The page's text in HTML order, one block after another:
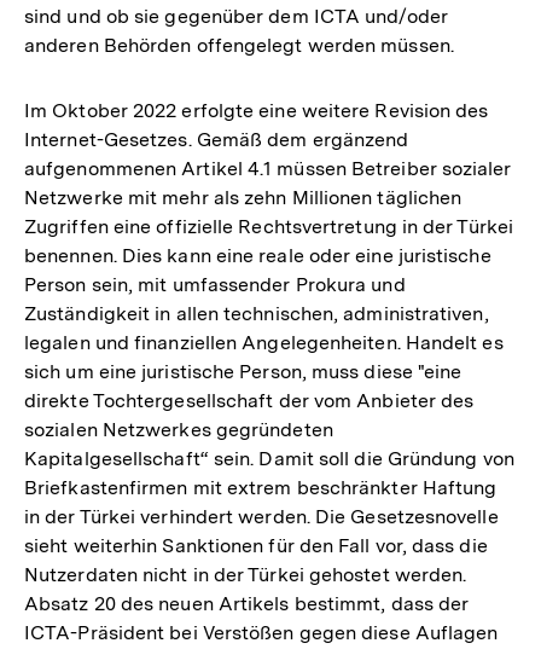
sind und ob sie gegenüber dem ICTA und/oder
anderen Behörden offengelegt werden müssen.
Im Oktober 2022 erfolgte eine weitere Revision des
Internet-Gesetzes. Gemäß dem ergänzend
aufgenommenen Artikel 4.1 müssen Betreiber sozialer
Netzwerke mit mehr als zehn Millionen täglichen
Zugriffen eine offizielle Rechtsvertretung in der Türkei
benennen. Dies kann eine reale oder eine juristische
Person sein, mit umfassender Prokura und
Zuständigkeit in allen technischen, administrativen,
legalen und finanziellen Angelegenheiten. Handelt es
sich um eine juristische Person, muss diese "eine
direkte Tochtergesellschaft der vom Anbieter des
sozialen Netzwerkes gegründeten
Kapitalgesellschaft“ sein. Damit soll die Gründung von
Briefkastenfirmen mit extrem beschränkter Haftung
in der Türkei verhindert werden. Die Gesetzesnovelle
sieht weiterhin Sanktionen für den Fall vor, dass die
Nutzerdaten nicht in der Türkei gehostet werden.
Absatz 20 des neuen Artikels bestimmt, dass der
ICTA-Präsident bei Verstößen gegen diese Auflagen